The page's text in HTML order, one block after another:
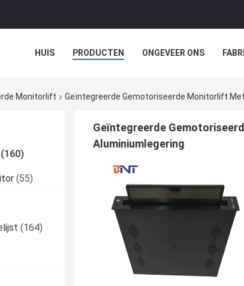
HUIS PRODUCTEN ONGEVEER ONS
Monitorlift Geïntegreerde Gemotoriseerde Monitorlift
(160)
(55)
(164)
Geïntegreerde
Aluminiumlegering